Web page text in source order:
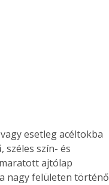
esetleg acéltokba
széles szín- és
ajtólap
nagy felületen történő